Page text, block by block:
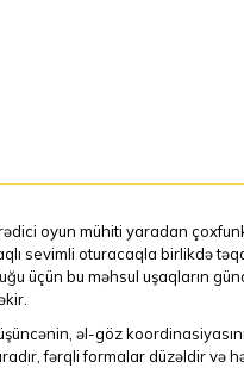
oyun mühiti yaradan
sevimli oturacaqla birlikdə
üçün bu məhsul uşaqların
əl-göz
fərqli formalar düzəldir və